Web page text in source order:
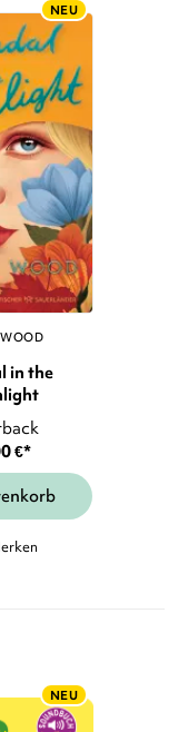
NEU
in the
€*
NEU